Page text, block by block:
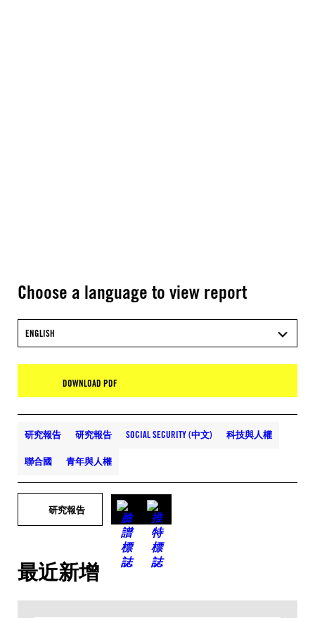
Choose a language to view report
ENGLISH
DOWNLOAD PDF
研究報告 研究報告 SOCIAL SECURITY (中文) 科技與人權
聯合國 青年與人權
研究報告
最近新增